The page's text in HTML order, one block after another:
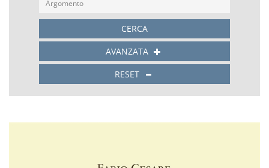
CERCA
AVANZATA
RESET